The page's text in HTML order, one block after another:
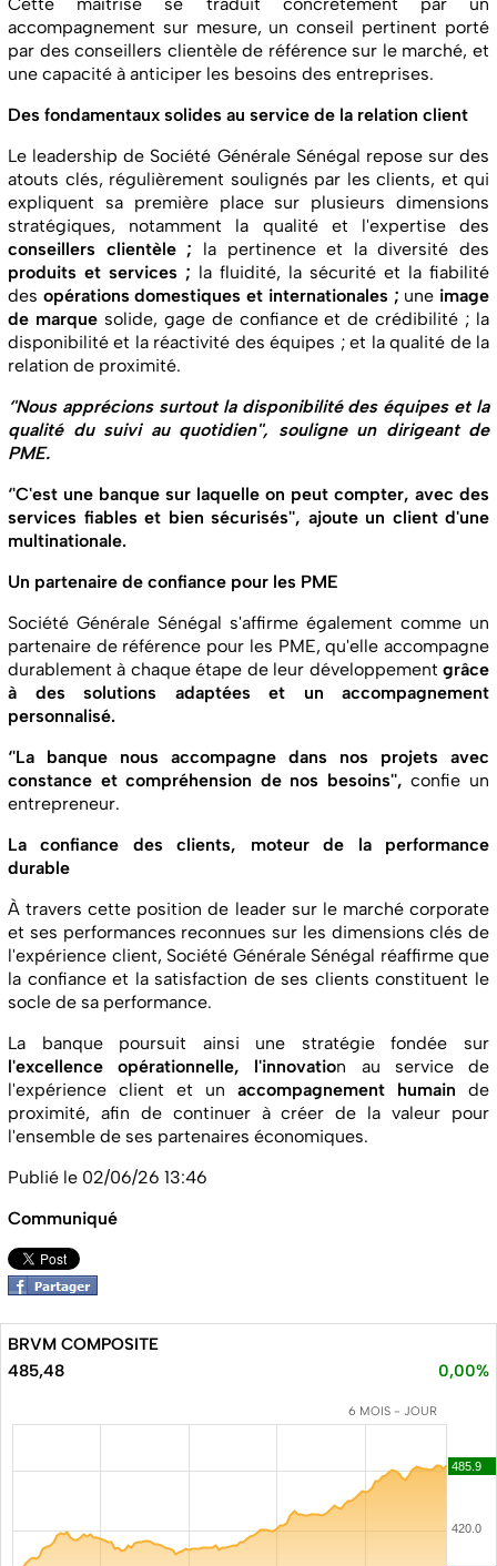
accompagnement sur mesure, un conseil pertinent porté
par des conseillers clientèle de référence sur le marché, et
une capacité à anticiper les besoins des entreprises.
Des fondamentaux solides au service de la relation client
Le leadership de Société Générale Sénégal repose sur des
atouts clés, régulièrement soulignés par les clients, et qui
expliquent sa première place sur plusieurs dimensions
stratégiques, notamment la qualité et l'expertise des
conseillers clientèle ; la pertinence et la diversité des
produits et services ; la fluidité, la sécurité et la fiabilité
des opérations domestiques et internationales ; une image
de marquesolide, gage de confiance et de crédibilité ; la
disponibilité et la réactivité des équipes ; et la qualité de la
relation de proximité.
‘'Nous apprécions surtout la disponibilité des équipes et la
qualité du suivi au quotidien'', souligne un dirigeant de
PME.
‘'C'est une banque sur laquelle on peut compter, avec des
services fiables et bien sécurisés'', ajoute un client d'une
multinationale.
Un partenaire de confiance pour les PME
Société Générale Sénégal s'affirme également comme un
partenaire de référence pour les PME, qu'elle accompagne
durablement à chaque étape de leur développement grâce
à des solutions adaptées et un accompagnement
personnalisé.
‘'La banque nous accompagne dans nos projets avec
constance et compréhension de nos besoins'', confie un
entrepreneur.
La confiance des clients, moteur de la performance
durable
À travers cette position de leader sur le marché corporate
et ses performances reconnues sur les dimensions clés de
l'expérience client, Société Générale Sénégal réaffirme que
la confiance et la satisfaction de ses clients constituent le
socle de sa performance.
La banque poursuit ainsi une stratégie fondée sur
l'excellence opérationnelle,
l'innovation au service de
l'expérience client et un accompagnement humain de
proximité, afin de continuer à créer de la valeur pour
l'ensemble de ses partenaires économiques.
Publié le 02/06/26 13:46
Communiqué
BRVM COMPOSITE
485,48
0,00%
6 MOIS - JOUR